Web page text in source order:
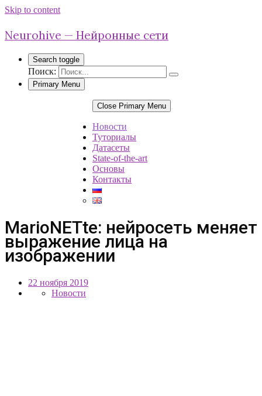
Skip to content
Neurohive — Нейронные сети
Search toggle
Поиск:
Primary Menu
Close Primary Menu
Новости
Туториалы
Датасеты
State-of-the-art
Основы
Контакты
MarioNETte: нейросеть меняет
выражение лица на
изображении
22 ноября 2019
Новости